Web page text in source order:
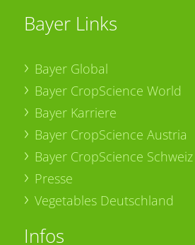
Bayer Links
Bayer Global
Bayer CropScience World
Bayer Karriere
Bayer CropScience Austria
Bayer CropScience Schweiz
Presse
Vegetables Deutschland
Infos